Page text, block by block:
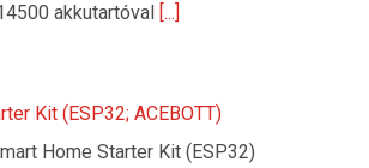
akkutartóval
[...]
Kit (ESP32; ACEBOTT)
Home Starter Kit (ESP32)